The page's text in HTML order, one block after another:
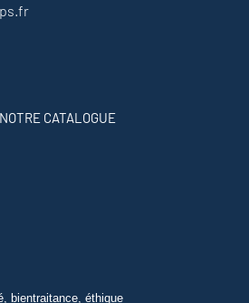
CATALOGUE
bientraitance, éthique